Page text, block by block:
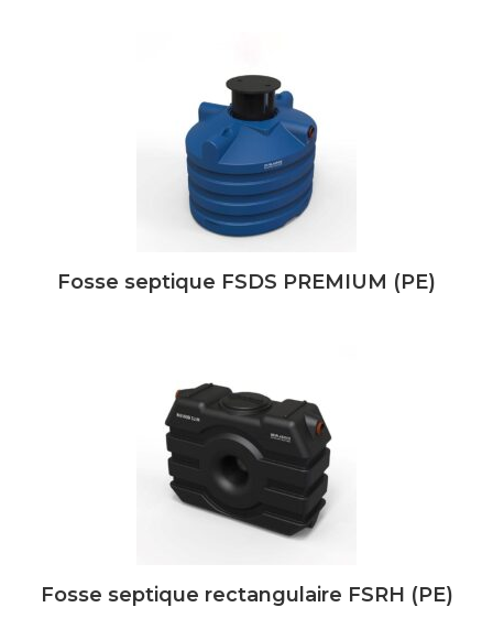
Fosse septique FSDS PREMIUM (PE)
Fosse septique rectangulaire FSRH (PE)